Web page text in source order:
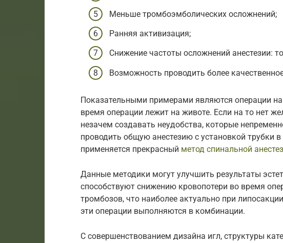
Меньше тромбоэмболических осложнений;
Ранняя активизация;
Снижение частоты осложнений анестезии:
Возможность проводить более
Показательными примерами являются операции
время операции лежит на животе. Если на то нет
незачем создавать неудобства, которые
проводить общую анестезию с установкой трубки
применяется прекрасный метод спинальной
Данные методики могут улучшить результаты
способствуют снижению кровопотери во время
тромбозов, что наиболее актуально при
эти операции выполняются в комбинации.
С совершенствованием дизайна игл, структуры